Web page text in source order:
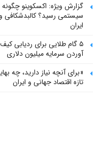
گزارش ویژه: اکسکوینو چگونه
سیستمی رسید؟
ایران
۵ گام طلایی برای ردیابی
آوردن سرمایه میلیون دلاری
«برای آنچه نیاز دارید، چه
تازه اقتصاد جهانی و ایران